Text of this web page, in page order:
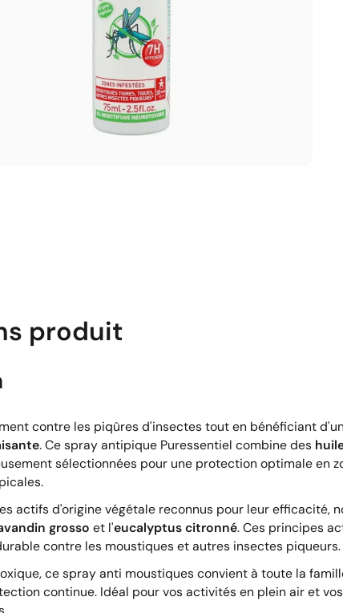
produit
contre les piqûres d'insectes tout en bénéficiant
. Ce spray antipique Puressentiel combine des
sélectionnées pour une protection optimale en
actifs d'origine végétale reconnus pour leur efficacité,
grosso et l'eucalyptus citronné. Ces principes
contre les moustiques et autres insectes piqueurs.
ce spray anti moustiques convient à toute la
continue. Idéal pour vos activités en plein air et